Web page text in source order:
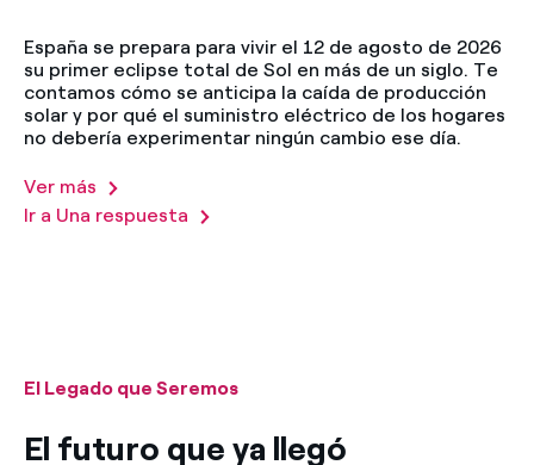
España se prepara para vivir el 12 de agosto de 2026
su primer eclipse total de Sol en más de un siglo. Te
contamos cómo se anticipa la caída de producción
solar y por qué el suministro eléctrico de los hogares
no debería experimentar ningún cambio ese día.
Ver más
Ir a Una respuesta
El Legado que Seremos
El futuro que ya llegó